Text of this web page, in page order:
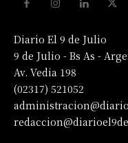
Diario El 9 de Julio
9 de Julio - Bs As -
Av. Vedia 198
(02317) 521052